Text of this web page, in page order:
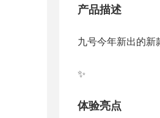
产品描述
九号今年新出的新
✨
体验亮点